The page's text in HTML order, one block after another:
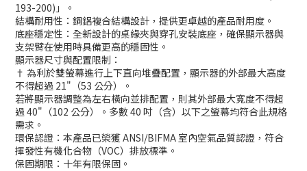
193-200)」。
結構耐用性：鋼鋁複合結構設計，提供更卓越的產品耐用度。
底座穩定性：全新設計的桌緣夾與穿孔安裝底座，確保顯示器與
支架臂在使用時具備更高的穩固性。
顯示器尺寸與配置限制：
† 為利於雙螢幕進行上下直向堆疊配置，顯示器的外部最大高度
不得超過 21"（53 公分）。
若將顯示器調整為左右橫向並排配置，則其外部最大寬度不得超
過 40"（102 公分）。多數 40 吋（含）以下之螢幕均符合此規格
需求。
環保認證：本產品已榮獲 ANSI/BIFMA 室內空氣品質認證，符合
揮發性有機化合物（VOC）排放標準。
保固期限：十年有限保固。